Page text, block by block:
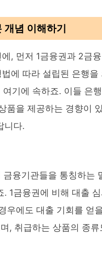
념 이해하기
, 먼저 1금융권과 2금
에 따라 설립된 은행
기에 속하죠. 이들 은
품을 제공하는 경향이
니다.
융기관들을 통칭하는
1금융권에 비해 대출
우에도 대출 기회를 얻
, 취급하는 상품의 종